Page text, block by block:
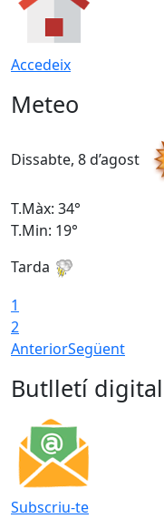
Accedeix
Meteo
Dissabte, 8 d’agost
T.Màx: 34°
T.Min: 19°
Tarda
1
2
AnteriorSegüent
Butlletí digital
Subscriu-te